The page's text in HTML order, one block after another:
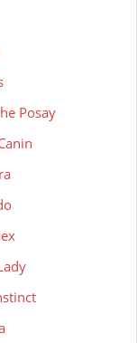
Posay